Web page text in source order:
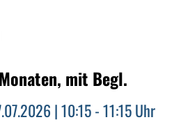
mit Begl.
| 10:15 - 11:15 Uhr